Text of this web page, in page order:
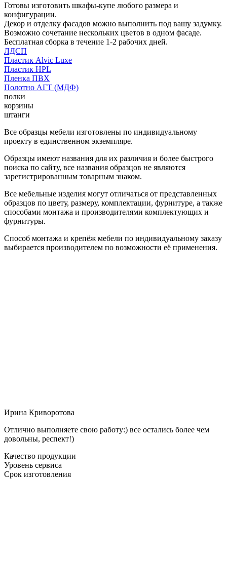
Готовы изготовить шкафы-купе любого размера и
конфигурации.
Декор и отделку фасадов можно выполнить под вашу задумку.
Возможно сочетание нескольких цветов в одном фасаде.
Бесплатная сборка в течение 1-2 рабочих дней.
ЛДСП
Пластик Alvic Luxe
Пластик HPL
Пленка ПВХ
Полотно АГТ (МДФ)
полки
корзины
штанги
Все образцы мебели изготовлены по индивидуальному
проекту в единственном экземпляре.
Образцы имеют названия для их различия и более быстрого
поиска по сайту, все названия образцов не являются
зарегистрированным товарным знаком.
Все мебельные изделия могут отличаться от представленных
образцов по цвету, размеру, комплектации, фурнитуре, а также
способами монтажа и производителями комплектующих и
фурнитуры.
Способ монтажа и крепёж мебели по индивидуальному заказу
выбирается производителем по возможности её применения.
Ирина Криворотова
Отлично выполняете свою работу:) все остались более чем
довольны, респект!)
Качество продукции
Уровень сервиса
Срок изготовления